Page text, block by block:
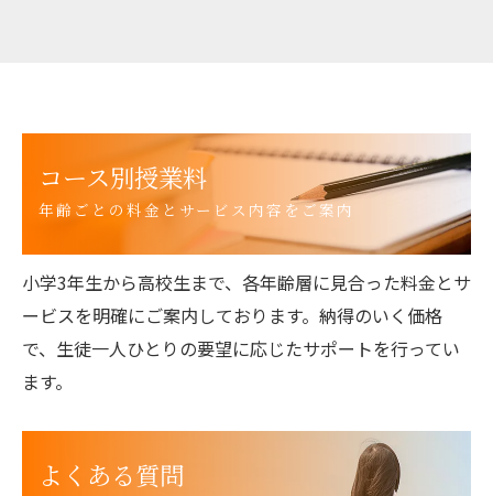
コース別授業料
年齢ごとの料金とサービス内容をご案内
小学3年生から高校生まで、各年齢層に見合った料金とサ
ービスを明確にご案内しております。納得のいく価格
で、生徒一人ひとりの要望に応じたサポートを行ってい
ます。
よくある質問